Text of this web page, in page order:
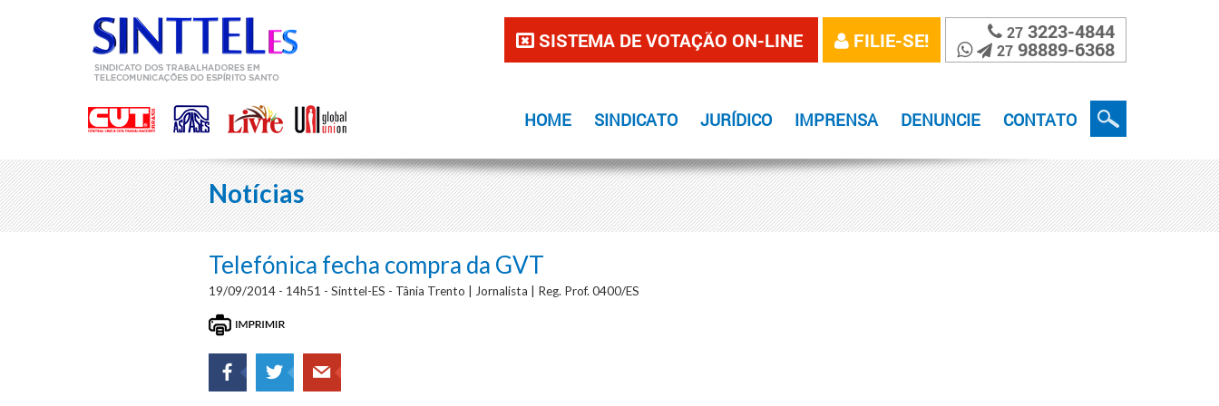
SISTEMA DE VOTAÇÃO ON-LINE FILIE-SE! 27 3223-4844
27 98889-6368
HOME SINDICATO JURÍDICO IMPRENSA DENUNCIE CONTATO
Notícias
Telefónica fecha compra da GVT
19/09/2014 - 14h51 - Sinttel-ES - Tânia Trento | Jornalista | Reg. Prof. 0400/ES